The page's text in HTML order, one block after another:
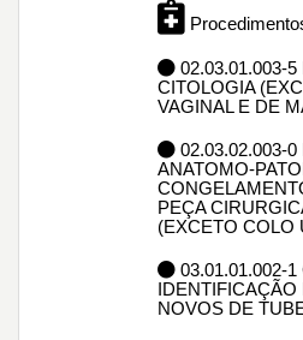
02.03.01.003-
CITOLOGIA
VAGINAL E DE
02.03.02.003-0
ANATOMO-
PEÇA
(EXCETO COLO
03.01.01.002-
IDENTIFICAÇÃO
NOVOS DE